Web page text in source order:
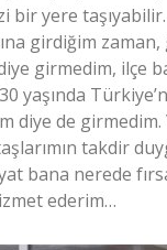
bir yere
girdiğim
girmedim, ilçe
yaşında
diye de girmedim.
takdir
bana nerede
ederim…